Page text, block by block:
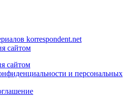
korrespondent.net
сайтом
сайтом
и персональных